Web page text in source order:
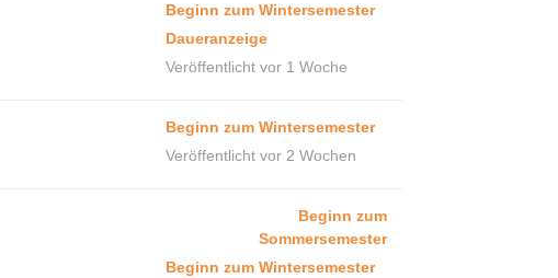
Beginn zum Wintersemester
Daueranzeige
Veröffentlicht vor 1 Woche
Beginn zum Wintersemester
Veröffentlicht vor 2 Wochen
Beginn zum
Sommersemester
Beginn zum Wintersemester